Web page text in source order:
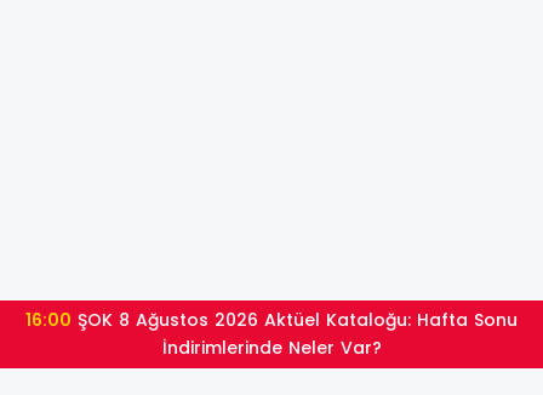
16:00
İndirimlerinde Neler Var?